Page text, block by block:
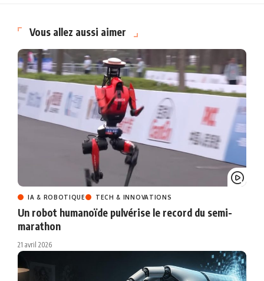
Vous allez aussi aimer
IA & ROBOTIQUE TECH & INNOVATIONS
Un robot humanoïde pulvérise le record du semi-
marathon
21 avril 2026